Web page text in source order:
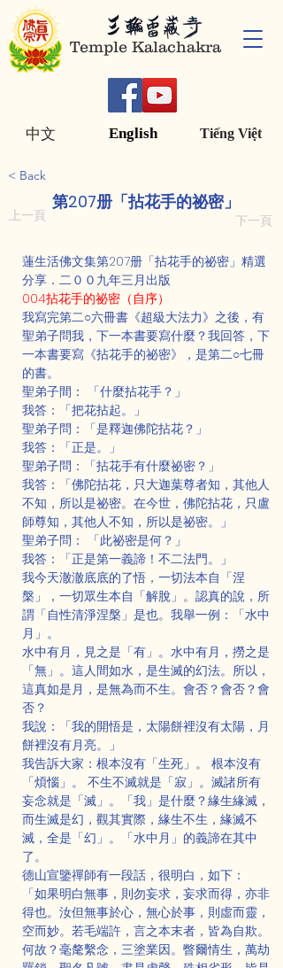
Temple Kalachakra
English Tiếng Việt
中文
< Back
第207册「拈花手的祕密」
上一頁 下一頁
蓮生活佛文集第207册「拈花手的祕密」精選
分享．二００九年三月出版
004拈花手的祕密（自序）
我寫完第二○六冊書《超級大法力》之後，有
聖弟子問我，下一本書要寫什麼？我回答，下
一本書要寫《拈花手的祕密》，是第二○七冊
的書。
聖弟子間： 「什麼拈花手？」
我答：「把花拈起。」
聖弟子問：「是釋迦佛陀拈花？」
我答：「正是。」
聖弟子問：「拈花手有什麼祕密？」
我答：「佛陀拈花，只大迦葉尊者知，其他人
不知，所以是祕密。在今世，佛陀拈花，只盧
師尊知，其他人不知，所以是祕密。」
聖弟子問： 「此祕密是何？」
我答：「正是第一義諦！不二法門。」
我今天澈澈底底的了悟，一切法本自「涅
槃」，一切眾生本自「解脫」。認真的說，所
謂「自性清淨涅槃」是也。我舉一例：「水中
月」。
水中有月，見之是「有」。水中有月，撈之是
「無」。這人間如水，是生滅的幻法。所以，
這真如是月，是無為而不生。會否？會否？會
否？
我說：「我的開悟是，太陽餅裡沒有太陽，月
餅裡沒有月亮。」
我告訴大家：根本沒有「生死」。 根本沒有
「煩惱」。 不生不滅就是「寂」。滅諸所有
妄念就是「滅」。「我」是什麼？緣生緣滅，
而生滅是幻，觀其實際，緣生不生，緣滅不
滅，全是「幻」。「水中月」的義諦在其中
了。
德山宣鑒禪師有一段話，很明白，如下：
「如果明白無事，則勿妄求，妄求而得，亦非
得也。汝但無事於心，無心於事，則虛而靈，
空而妙。若毛端許，言之本末者，皆為自欺。
何故？毫氂繫念，三塗業因。瞥爾情生，萬劫